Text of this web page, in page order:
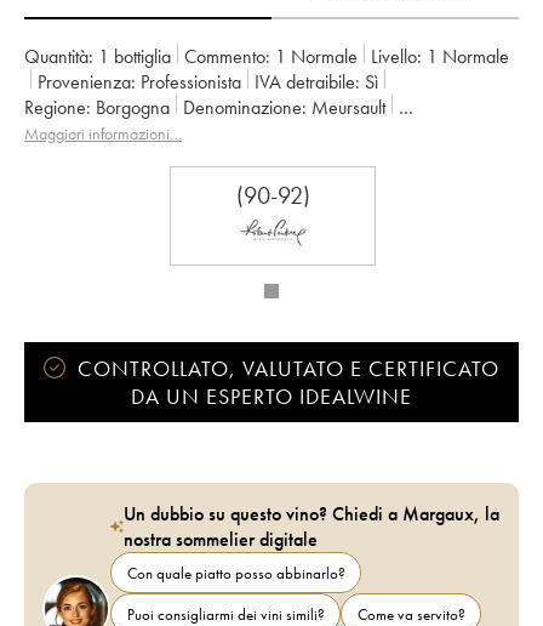
Quantità: 1 bottiglia Commento: 1 Normale Livello: 1 Normale
Provenienza:
professionista IVA detraibile:
sì
Regione:
Borgogna Denominazione:
Meursault
Proprietario: Pierre Morey (Domaine)
Maggiori informazioni…
(90-92)
CONTROLLATO, VALUTATO E CERTIFICATO
DA UN ESPERTO IDEALWINE
Un dubbio su questo vino? Chiedi a Margaux, la
nostra sommelier digitale
Con quale piatto posso abbinarlo?
Puoi consigliarmi dei vini simili?
Come va servito?